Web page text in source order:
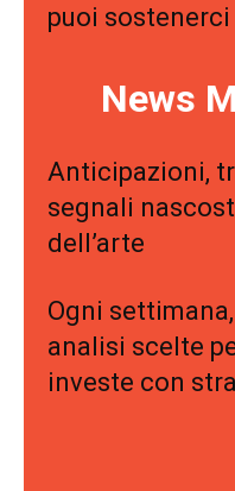
puoi
News
Anticipazioni,
segnali
dell’arte
Ogni
analisi scelte
investe con